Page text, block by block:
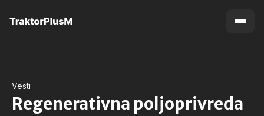
Vesti
Regenerativna poljoprivreda